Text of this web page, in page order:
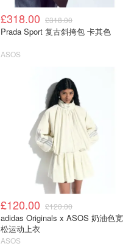
£318.00 £318.00
Prada Sport 复古斜挎包 卡其色
ASOS
£120.00 £120.00
adidas Originals x ASOS 奶油色宽
松运动上衣
ASOS